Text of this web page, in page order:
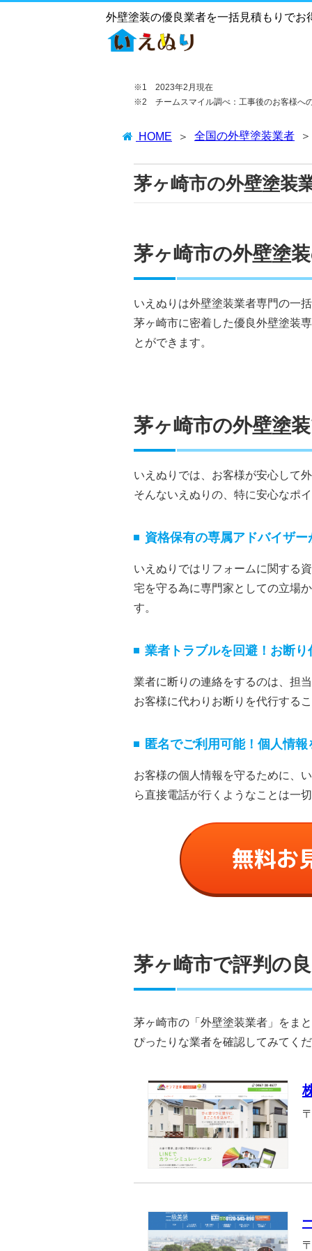
外壁塗装の優良業者を一括見積もりでお
※1 2023年2月現在
※2 チームスマイル調べ：工事後のお客様へ
HOME 全国の外壁塗装業者
茅ヶ崎市の外壁塗装
茅ヶ崎市の外壁塗
いえぬりは外壁塗装業者専門の一
茅ヶ崎市に密着した優良外壁塗装
とができます。
茅ヶ崎市の外壁塗
いえぬりでは、お客様が安心して
そんないえぬりの、特に安心なポ
資格保有の専属アドバイザー
いえぬりではリフォームに関する
宅を守る為に専門家としての立場
す。
業者トラブルを回避！お断り
業者に断りの連絡をするのは、担
お客様に代わりお断りを代⾏する
匿名でご利⽤可能！個⼈情
お客様の個⼈情報を守るために、
ら直接電話が⾏くようなことは⼀
無料お
茅ヶ崎市で評判の
茅ヶ崎市の「外壁塗装業者」をま
ぴったりな業者を確認してみてく